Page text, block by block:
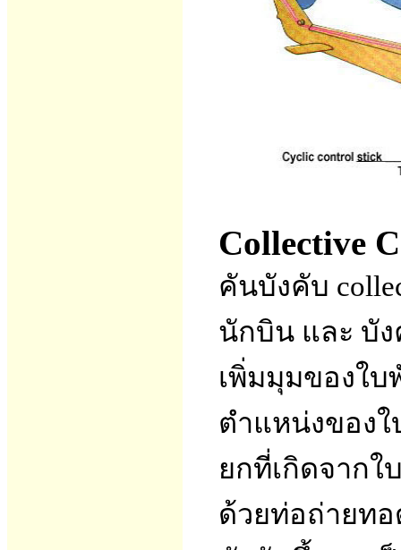
Collective
คันบังคับ
นักบิน และ บั
เพิ่มมุมของใ
ตำแหน่งของ
ยกที่เกิดจากใ
ด้วยท่อถ่ายทอ